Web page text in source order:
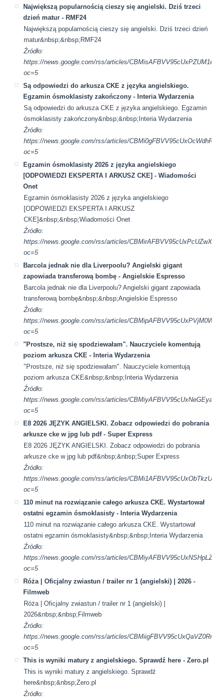
Największą popularnością cieszy się angielski. Dziś trzeci
dzień matur - RMF24
Największą popularnością cieszy się angielski. Dziś trzeci dzień
matur&nbsp;&nbsp;RMF24
Źródło:
https://news.google.com/rss/articles/
oc=5
Są odpowiedzi do arkusza CKE z języka angielskiego.
Egzamin ósmoklasisty zakończony - Interia Wydarzenia
Są odpowiedzi do arkusza CKE z języka angielskiego. Egzamin
ósmoklasisty zakończony&nbsp;&nbsp;Interia Wydarzenia
Źródło:
https://news.google.com/rss/articles/
oc=5
Egzamin ósmoklasisty 2026 z języka angielskiego
[ODPOWIEDZI EKSPERTA I ARKUSZ CKE] - Wiadomości
Onet
Egzamin ósmoklasisty 2026 z języka angielskiego
[ODPOWIEDZI EKSPERTA I ARKUSZ
CKE]&nbsp;&nbsp;Wiadomości Onet
Źródło:
https://news.google.com/rss/articles/
oc=5
Barcola jednak nie dla Liverpoolu? Angielski gigant
zapowiada transferową bombę - Angielskie Espresso
Barcola jednak nie dla Liverpoolu? Angielski gigant zapowiada
transferową bombę&nbsp;&nbsp;Angielskie Espresso
Źródło:
https://news.google.com/rss/articles/
oc=5
"Prostsze, niż się spodziewałam". Nauczyciele komentują
poziom arkusza CKE - Interia Wydarzenia
"Prostsze, niż się spodziewałam". Nauczyciele komentują
poziom arkusza CKE&nbsp;&nbsp;Interia Wydarzenia
Źródło:
https://news.google.com/rss/articles/
oc=5
E8 2026 JĘZYK ANGIELSKI. Zobacz odpowiedzi do pobrania
arkusze cke w jpg lub pdf - Super Express
E8 2026 JĘZYK ANGIELSKI. Zobacz odpowiedzi do pobrania
arkusze cke w jpg lub pdf&nbsp;&nbsp;Super Express
Źródło:
https://news.google.com/rss/articles/
oc=5
110 minut na rozwiązanie całego arkusza CKE. Wystartował
ostatni egzamin ósmoklasisty - Interia Wydarzenia
110 minut na rozwiązanie całego arkusza CKE. Wystartował
ostatni egzamin ósmoklasisty&nbsp;&nbsp;Interia Wydarzenia
Źródło:
https://news.google.com/rss/articles/
oc=5
Róża | Oficjalny zwiastun / trailer nr 1 (angielski) | 2026 -
Filmweb
Róża | Oficjalny zwiastun / trailer nr 1 (angielski) |
2026&nbsp;&nbsp;Filmweb
Źródło:
https://news.google.com/rss/articles/
oc=5
This is wyniki matury z angielskiego. Sprawdź here - Zero.pl
This is wyniki matury z angielskiego. Sprawdź
here&nbsp;&nbsp;Zero.pl
Źródło: